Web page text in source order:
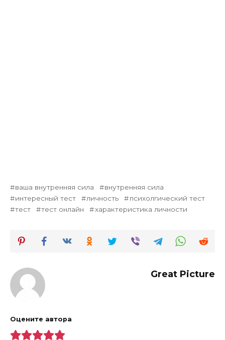
ваша внутренняя сила
внутренняя сила
интересный тест
личность
психолгический тест
тест
тест онлайн характеристика личности
Great Picture
Оцените автора